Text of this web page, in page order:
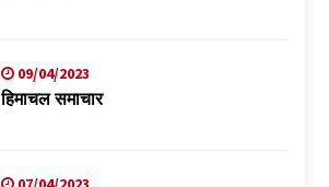
09/04/2023
हिमाचल समाचार